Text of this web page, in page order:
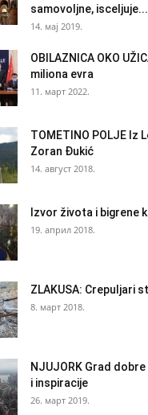
samovoljne, isceljuje...
14. мај 2019.
OBILAZNICA OKO
miliona evra
11. март 2022.
TOMETINO POLJE Iz
Zoran Đukić
14. август 2018.
Izvor života i bigrene
19. април 2018.
ZLAKUSA: Crepuljari
8. март 2018.
NJUJORK Grad
i inspiracije
26. март 2019.